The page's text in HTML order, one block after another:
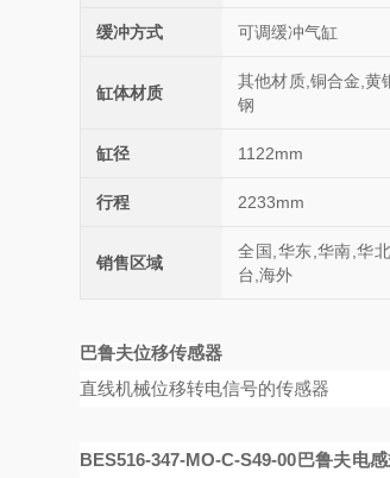
缓冲方式 可调缓冲气缸
缸体材质
其他材质,铜合金,黄
钢
缸径 1122mm
行程 2233mm
销售区域
全国,华东,华南,华
台,海外
巴鲁夫位移传感器
直线机械位移转电信号的传感器
BES516-347-MO-C-S49-00巴鲁夫电